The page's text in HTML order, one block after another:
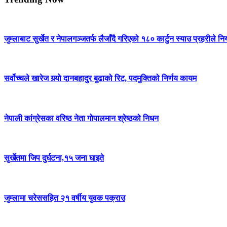
जुम्लाबाट सुर्खेत र नेपालगञ्जतर्फ लैजाँदै गरिएको १८० कार्टुन स्याउ प्रहरीले
सर्वोच्चले खारेज गर्‍यो दानबहादुर बुढाको रिट, पदमुक्तिको निर्णय कायम
नेपाली कांग्रेसका वरिष्ठ नेता गोपालमान श्रेष्ठको निधन
सुर्खेतमा जिप दुर्घटना,१५ जना घाइते
जुम्लामा चरेससहित २१ वर्षीय युवक पक्राउ